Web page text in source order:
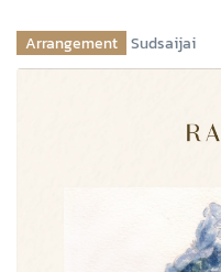
Arrangement Sudsaijai